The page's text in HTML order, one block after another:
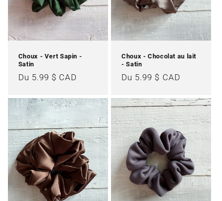
Choux - Vert Sapin -
Satin
Prix
Du 5.99 $ CAD
Choux - Chocolat au lait
- Satin
Prix
Du 5.99 $ CAD